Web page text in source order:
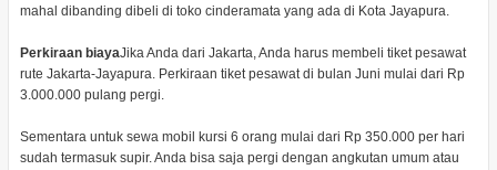
mahal dibanding dibeli di toko cinderamata yang ada di Kota Jayapura.
Perkiraan biayaJika Anda dari Jakarta, Anda harus membeli tiket pesawat
rute Jakarta-Jayapura. Perkiraan tiket pesawat di bulan Juni mulai dari Rp
3.000.000 pulang pergi.
Sementara untuk sewa mobil kursi 6 orang mulai dari Rp 350.000 per hari
sudah termasuk supir. Anda bisa saja pergi dengan angkutan umum atau